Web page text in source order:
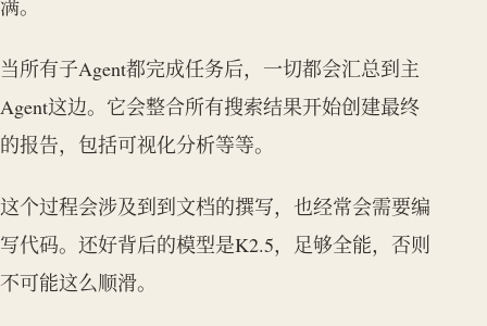
满。
当所有子Agent都完成任务后，一切都会汇总到主
Agent这边。它会整合所有搜索结果开始创建最终
的报告，包括可视化分析等等。
这个过程会涉及到到文档的撰写，也经常会需要编
写代码。还好背后的模型是K2.5，足够全能，否则
不可能这么顺滑。